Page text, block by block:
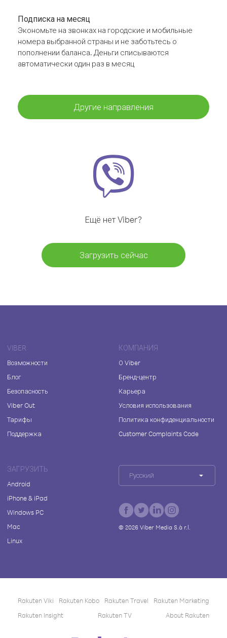
Подписка на месяц
Экономьте на звонках на городские и мобильные
номера выбранной страны и не заботьтесь о
пополнении баланса. Деньги списываются
автоматически один раз в месяц
Другие направления
Ещё нет Viber?
Загрузить сейчас
VIBER
Возможности
Блог
Безопасность
Viber Out
Тарифы
Поддержка
КОМПАНИЯ
О Viber
Бренд-центр
Карьера
Условия использования
Политика конфиденциальности
Customer Complaints Code
ЗАГРУЗИТЬ
Android
iPhone & iPad
Windows PC
Mac
Linux
Русский
© 2026Viber Media S.à r.l.
Rakuten Viki Rakuten Kobo Rakuten Travel
Rakuten Marketing
Rakuten Insight
Rakuten TV About Rakuten